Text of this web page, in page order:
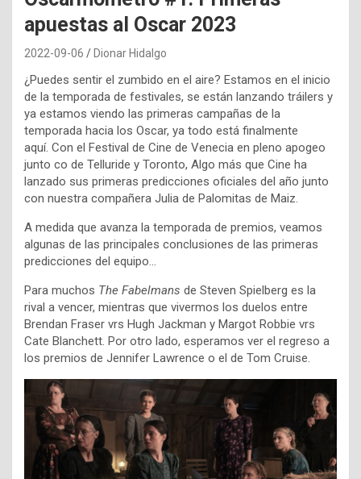
apuestas al Oscar 2023
2022-09-06 Dionar Hidalgo
¿Puedes sentir el zumbido en el aire? Estamos en el inicio
de la temporada de festivales, se están lanzando tráilers y
ya estamos viendo las primeras campañas de la
temporada hacia los Oscar, ya todo está finalmente
aquí. Con el Festival de Cine de Venecia en pleno apogeo
junto co de Telluride y Toronto, Algo más que Cine ha
lanzado sus primeras predicciones oficiales del año junto
con nuestra compañera Julia de Palomitas de Maiz.
A medida que avanza la temporada de premios, veamos
algunas de las principales conclusiones de las primeras
predicciones del equipo…
Para muchos The Fabelmans de Steven Spielberg es la
rival a vencer, mientras que vivermos los duelos entre
Brendan Fraser vrs Hugh Jackman y Margot Robbie vrs
Cate Blanchett. Por otro lado, esperamos ver el regreso a
los premios de Jennifer Lawrence o el de Tom Cruise.